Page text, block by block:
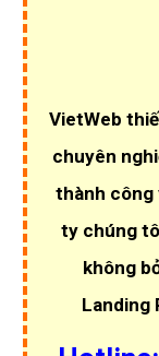
VietWeb
chuyên
thành công
ty chúng
không
Landing